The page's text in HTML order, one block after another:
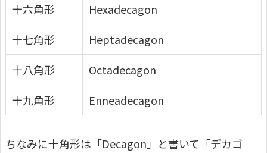
十六角形
Hexadecagon
十七角形
Heptadecagon
十八角形
Octadecagon
十九角形
Enneadecagon
ちなみに十角形は「Decagon」と書いて「デカゴ